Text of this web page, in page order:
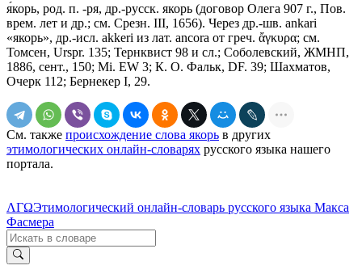
я́корь, род. п. -ря, др.-русск. якорь (договор Олега 907 г., Пов.
врем. лет и др.; см. Срезн. III, 1656). Через др.-шв. ankari
«якорь», др.-исл. akkeri из лат. аnсоrа от греч. ἄγκυρα; см.
Томсен, Urspr. 135; Тернквист 98 и сл.; Соболевский, ЖМНП,
1886, сент., 150; Мi. ЕW 3; К. О. Фальк, DF. 39; Шахматов,
Очерк 112; Бернекер I, 29.
См. также происхождение слова якорь в других
этимологических онлайн-словарях русского языка нашего
портала.
ΛΓΩЭтимологический онлайн-словарь русского языка Макса
Фасмера